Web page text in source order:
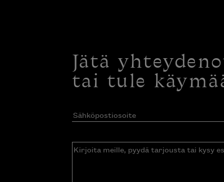
Jätä
tai tule
Sähköpostiosoite(Pakollinen)
Kirjoita